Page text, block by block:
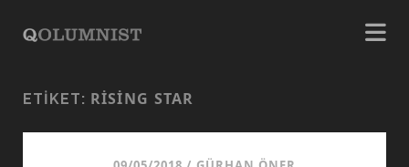
ETIKET: RISING STAR